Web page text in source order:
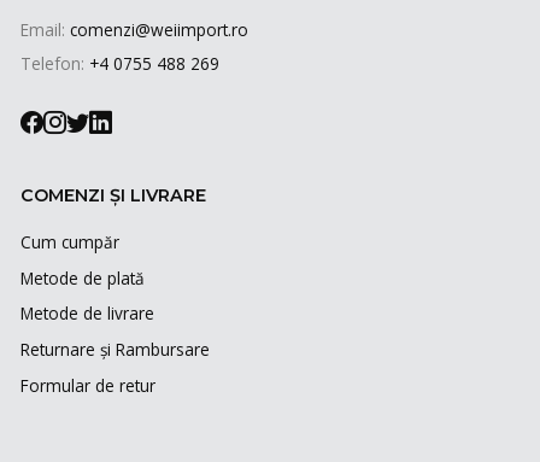
Email: comenzi@weiimport.ro
Telefon: +4 0755 488 269
COMENZI ȘI LIVRARE
Cum cumpăr
Metode de plată
Metode de livrare
Returnare și Rambursare
Formular de retur